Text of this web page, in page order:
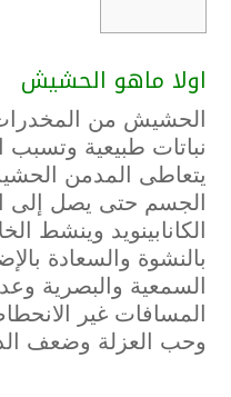
اولا ماهو الحشيش
الحشيش من
نباتات طبيعية وتسبب
يتعاطى المدمن
الجسم حتى يصل إلى
الكانابينويد وينشط
بالنشوة والسعادة
السمعية والبصرية
المسافات غير
وحب العزلة وضعف